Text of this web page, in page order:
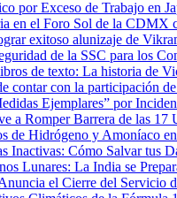
por Exceso de Trabajo en
en el Foro Sol de la CDMX
exitoso alunizaje de
de la SSC para los
de texto: La historia de
contar con la participación
Ejemplares” por
a Romper Barrera de las 17
de Hidrógeno y Amoníaco
Inactivas: Cómo Salvar tus
Lunares: La India se
el Cierre del Servicio